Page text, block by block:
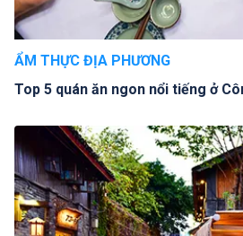
ẨM THỰC ĐỊA PHƯƠNG
Top 5 quán ăn ngon nổi tiếng ở